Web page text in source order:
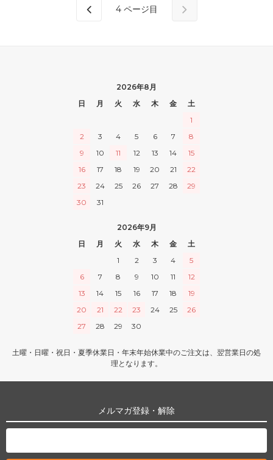
4 ページ目
2026年8月
日
月 火 水 木 金
土
1
2
3 4 5 6 7
8
9
10 11 12 13 14
15
16
17 18 19 20 21
22
23
24 25 26 27 28
29
30
31
2026年9月
日
月 火 水 木 金
土
1
2 3 4
5
6
7 8 9 10 11
12
13
14 15 16 17 18
19
20
21 22 23 24 25
26
27
28 29 30
土曜・日曜・祝日・夏季休業日・年末年始休業中のご注文は、翌営業日の処
理となります。
メルマガ登録・解除